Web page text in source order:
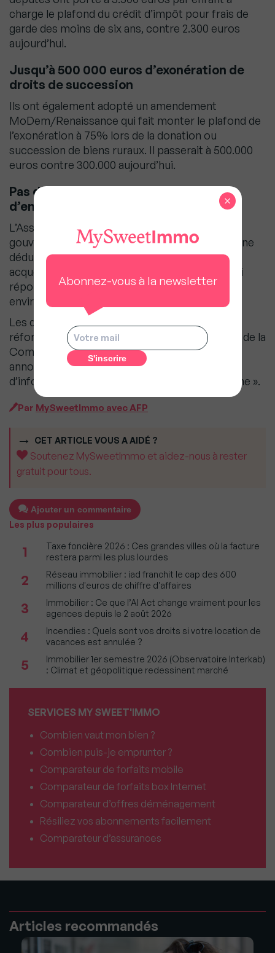
charge le plafond du crédit d’impôt pour frais de
garde des moins de six ans, contre 2.300 euros
aujourd’hui.
Jusqu’à 500 000 euros d’exonération de
droits de succession
Ils ont également adopté un amendement
MoDem/Renaissance qui fait monter le plafond de
l’exonération à 75% lors de la donation ou
succession de biens ruraux. Il passerait à 500.000
euros contre 300.000 aujourd’hui.
Pas de déductibilité des intérêts
d’emprunts immobilier
L’Assemblée a aussi rejeté, suivant l’avis du
gouvernement, des amendements prévoyant une
déductibilité des intérêts d’emprunt de primo-
acquérants d’un logement, dès lors que celui-ci
répondait aux exigences de construction
environnementale.
Les députés ont aussi tenu un long débat sur la
réforme des droits de succession, le président de la
Commission des Finances Eric Coquerel (LFI)
annonçant le lancement d’une mission
d’information, « probablement l’année prochaine ».
Par MySweetImmo avec AFP
CET ARTICLE VOUS A AIDÉ ?
Soutenez MySweetImmo et aidez-nous à rester
gratuit pour tous.
Ajouter un commentaire
Les plus populaires
1
Taxe foncière 2026 : Ces grandes villes où la facture
restera parmi les plus lourdes
2
Réseau immobilier : iad franchit le cap des 600
millions d'euros de chiffre d'affaires
3
Immobilier : Ce que l’AI Act change vraiment pour les
agences depuis le 2 août 2026
4
Incendies : Quels sont vos droits si votre location de
vacances est annulée ?
5
Immobilier 1er semestre 2026 (Observatoire Interkab)
: Climat et géopolitique redessinent marché
SERVICES MY SWEET'IMMO
Combien vaut mon bien ?
Combien puis-je emprunter ?
Comparateur de forfaits mobile
Comparateur de forfaits box Internet
Comparateur d’offres déménagement
Résiliez vos abonnements facilement
Comparateur d’assurances
Articles recommandés
Abonnez-vous à la newsletter
×